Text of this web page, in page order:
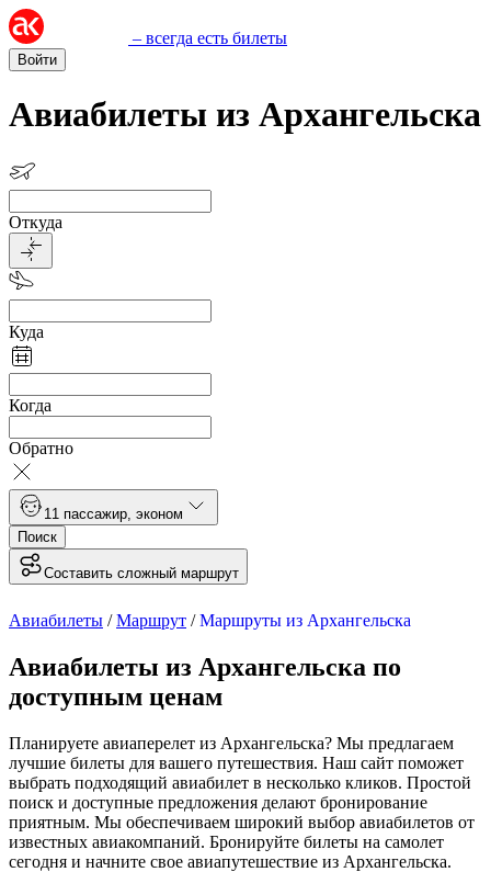
– всегда есть билеты
Войти
Авиабилеты из Архангельска
Откуда
Куда
Когда
Обратно
1 1 пассажир эконом
Поиск
Составить сложный маршрут
Авиабилеты /Маршрут /Маршруты из Архангельска
Авиабилеты из Архангельска по
доступным ценам
Планируете авиаперелет из Архангельска? Мы предлагаем
лучшие билеты для вашего путешествия. Наш сайт поможет
выбрать подходящий авиабилет в несколько кликов. Простой
поиск и доступные предложения делают бронирование
приятным. Мы обеспечиваем широкий выбор авиабилетов от
известных авиакомпаний. Бронируйте билеты на самолет
сегодня и начните свое авиапутешествие из Архангельска.